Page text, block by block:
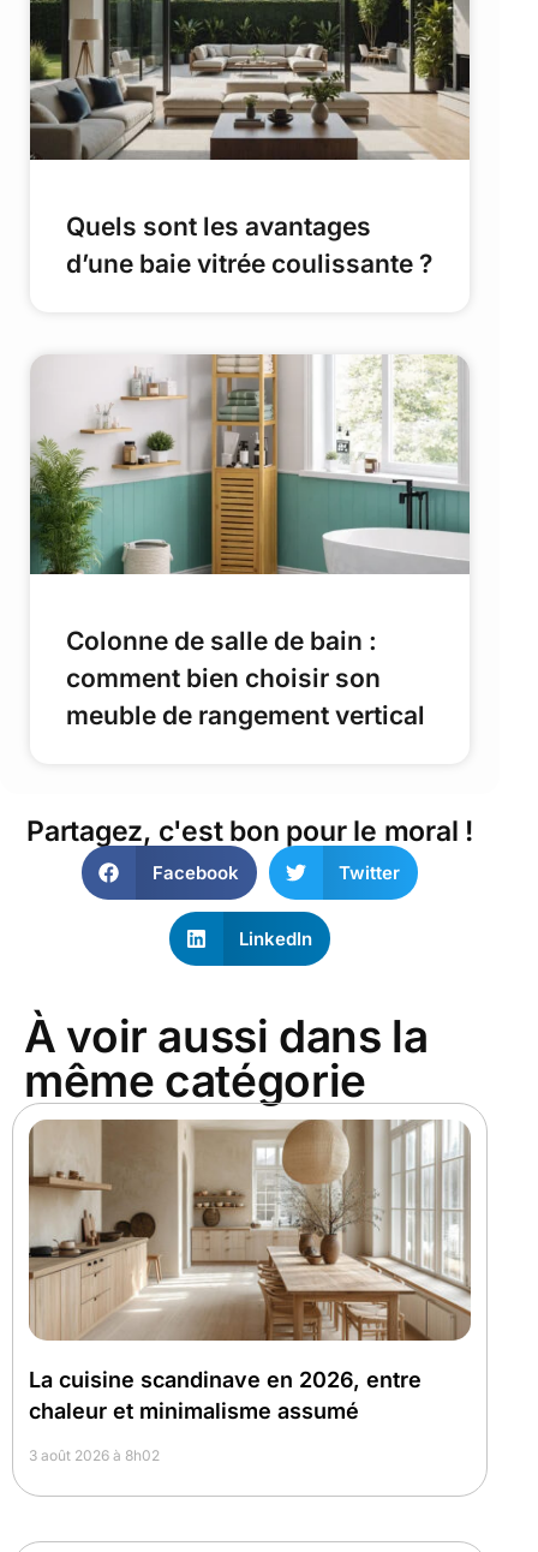
Quels sont les avantages
d’une baie vitrée coulissante ?
Colonne de salle de bain :
comment bien choisir son
meuble de rangement vertical
Partagez, c'est bon pour le moral !
Facebook Twitter
LinkedIn
À voir aussi dans la
même catégorie
La cuisine scandinave en 2026, entre
chaleur et minimalisme assumé
3 août 2026 à 8h02